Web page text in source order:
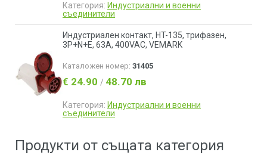
Категория: Индустриални и военни
съединители
Индустриален контакт, HT-135, трифазен,
3P+N+E, 63A, 400VAC, VEMARK
Каталожен номер: 31405
€ 24.90 / 48.70 лв
Категория: Индустриални и военни
съединители
Продукти от същата категория